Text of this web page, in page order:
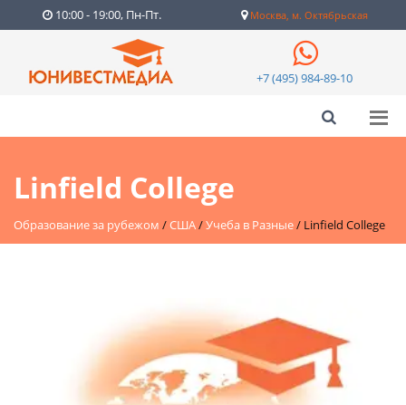
10:00 - 19:00, Пн-Пт. Москва, м. Октябрьская
+7 (495) 984-89-10
Linfield College
Образование за рубежом /США/Учеба в Разные/ Linfield College